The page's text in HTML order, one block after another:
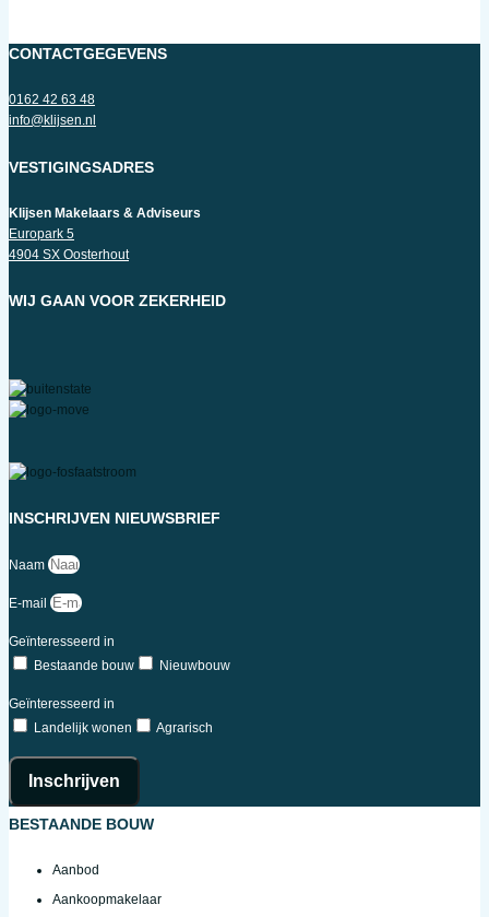
CONTACTGEGEVENS
0162 42 63 48
info@klijsen.nl
VESTIGINGSADRES
Klijsen Makelaars & Adviseurs
Europark 5
4904 SX Oosterhout
WIJ GAAN VOOR ZEKERHEID
INSCHRIJVEN NIEUWSBRIEF
Naam
E-mail
Geïnteresseerd in
Bestaande bouw
Nieuwbouw
Geïnteresseerd in
Landelijk wonen
Agrarisch
Inschrijven
BESTAANDE BOUW
Aanbod
Aankoopmakelaar